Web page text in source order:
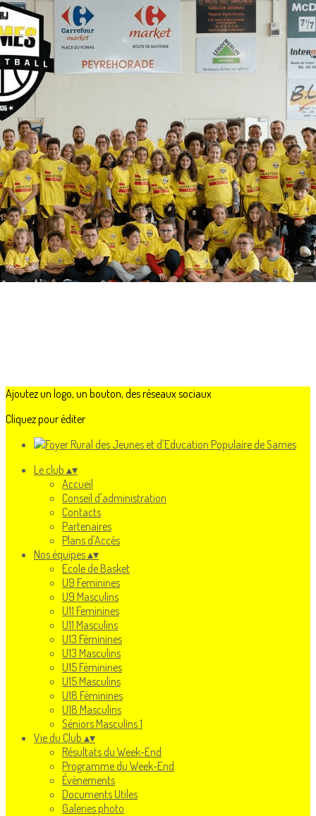
Exporter les lignes sélectionnées
Exporter toutes les colonnes
Exporter uniquement les colonnes affichées
Menu
<
>
Résultats du Week-End
Programme du Week-End
Évènements
Documents Utiles
Galeries photo
?>
Images de la page d'accueil
Cliquez pour éditer
Ajoutez un logo, un bouton, des réseaux sociaux
Cliquez pour éditer
Le club ▴▾
Accueil
Conseil d'administration
Contacts
Partenaires
Plans d'Accès
Nos équipes▴▾
Ecole de Basket
U9 Feminines
U9 Masculins
U11 Feminines
U11 Masculins
U13 Féminines
U13 Masculins
U15 Féminines
U15 Masculins
U18 Féminines
U18 Masculins
Séniors Masculins 1
Vie du Club ▴▾
Résultats du Week-End
Programme du Week-End
Évènements
Documents Utiles
Galeries photo